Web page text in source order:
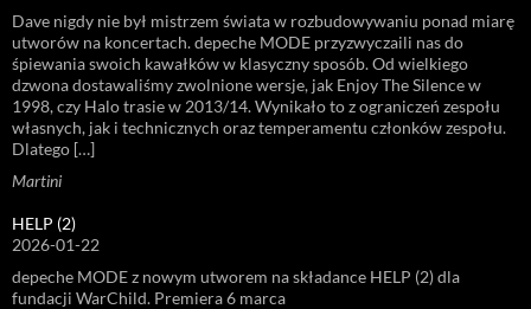
Dave nigdy nie był mistrzem świata w rozbudowywaniu ponad miarę
utworów na koncertach. depeche MODE przyzwyczaili nas do
śpiewania swoich kawałków w klasyczny sposób. Od wielkiego
dzwona dostawaliśmy zwolnione wersje, jak Enjoy The Silence w
1998, czy Halo trasie w 2013/14. Wynikało to z ograniczeń zespołu
własnych, jak i technicznych oraz temperamentu członków zespołu.
Dlatego […]
Martini
HELP (2)
2026-01-22
depeche MODE z nowym utworem na składance HELP (2) dla
fundacji WarChild. Premiera 6 marca